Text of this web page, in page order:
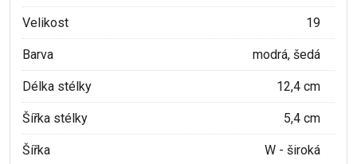
Velikost 19
Barva modrá, šedá
Délka stélky 12,4 cm
Šířka stélky 5,4 cm
Šířka W - široká